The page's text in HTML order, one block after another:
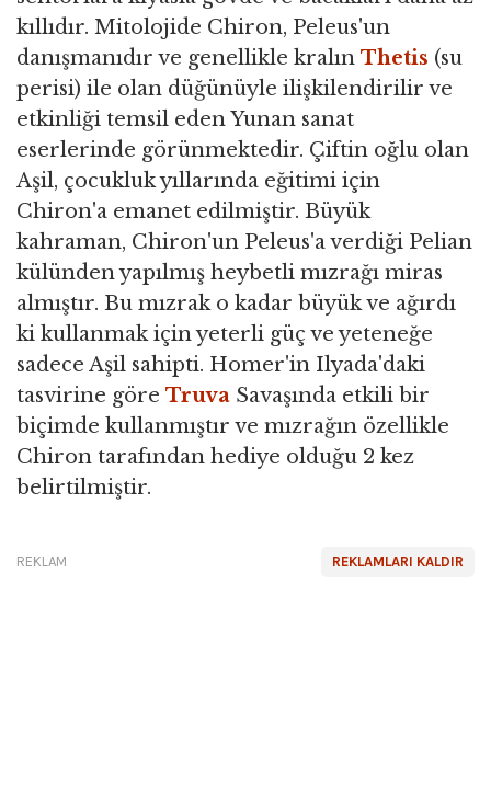
kıllıdır. Mitolojide Chiron, Peleus'un
danışmanıdır ve genellikle kralın Thetis (su
perisi) ile olan düğünüyle ilişkilendirilir ve
etkinliği temsil eden Yunan sanat
eserlerinde görünmektedir. Çiftin oğlu olan
Aşil, çocukluk yıllarında eğitimi için
Chiron'a emanet edilmiştir. Büyük
kahraman, Chiron'un Peleus'a verdiği Pelian
külünden yapılmış heybetli mızrağı miras
almıştır. Bu mızrak o kadar büyük ve ağırdı
ki kullanmak için yeterli güç ve yeteneğe
sadece Aşil sahipti. Homer'in Ilyada'daki
tasvirine göre Truva Savaşında etkili bir
biçimde kullanmıştır ve mızrağın özellikle
Chiron tarafından hediye olduğu 2 kez
belirtilmiştir.
REKLAMLARI KALDIR
REKLAM